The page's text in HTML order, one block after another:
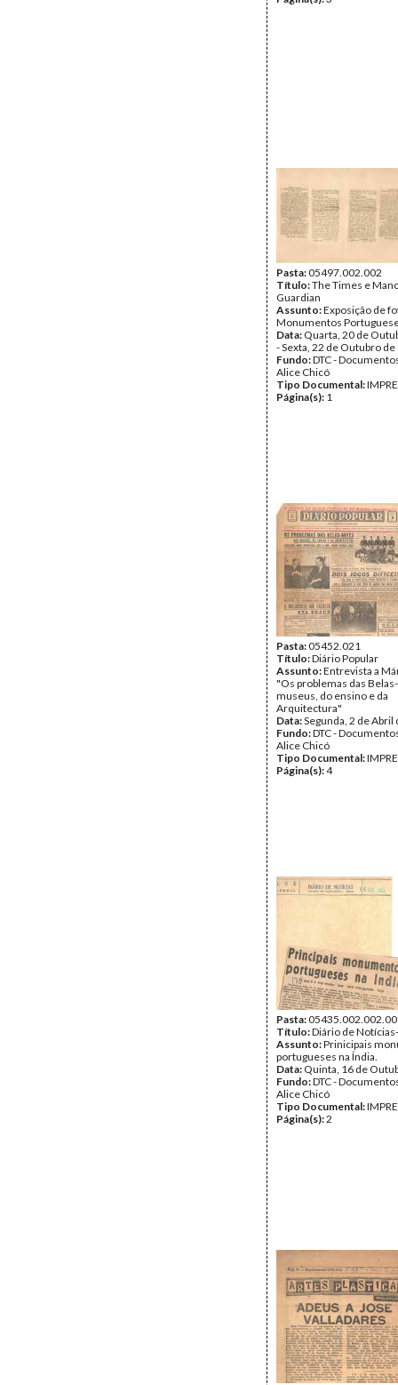
Pasta:05497.002.002
Título:The Times e
Guardian
Assunto:Exposição de
Monumentos
Data: Quarta, 20 de
- Sexta, 22 de Outubro
Fundo:DTC -
Alice Chicó
Tipo Documental:
Página(s): 1
Pasta:05452.021
Título:Diário Popular
Assunto:Entrevista a
"Os problemas das
museus, do ensino e da
Arquitectura"
Data:Segunda, 2 de Abril
Fundo:DTC -
Alice Chicó
Tipo Documental:
Página(s):4
Pasta:
Título:Diário de
Assunto:Prinicipais
portugueses na Índia.
Data: Quinta, 16 de
Fundo:DTC -
Alice Chicó
Tipo Documental:
Página(s):2